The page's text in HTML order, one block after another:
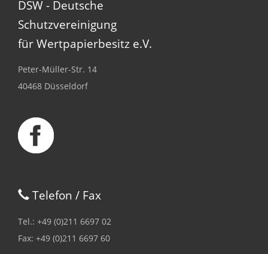
DSW - Deutsche
Schutzvereinigung
für Wertpapierbesitz e.V.
Peter-Müller-Str. 14
40468 Düsseldorf
Telefon / Fax
Tel.: +49 (0)211 6697 02
Fax: +49 (0)211 6697 60